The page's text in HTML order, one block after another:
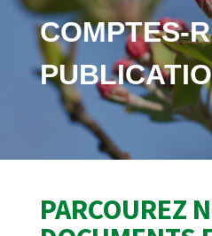
COMPTES-
PARCOUREZ